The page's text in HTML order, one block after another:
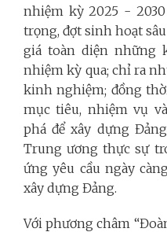
nhiệm kỳ 2025 -
trọng, đợt sinh hoạt
giá toàn diện những
nhiệm kỳ qua; chỉ ra
kinh nghiệm; đồng
mục tiêu, nhiệm vụ
phá để xây dựng
Trung ương thực sự
ứng yêu cầu ngày
xây dựng Đảng.
Với phương châm